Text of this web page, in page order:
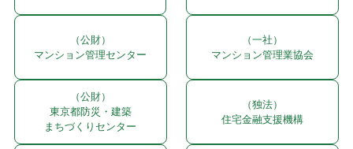
（公財）
マンション管理センター
（一社）
マンション管理業協会
（公財）
東京都防災・建築
まちづくりセンター
（独法）
住宅金融支援機構